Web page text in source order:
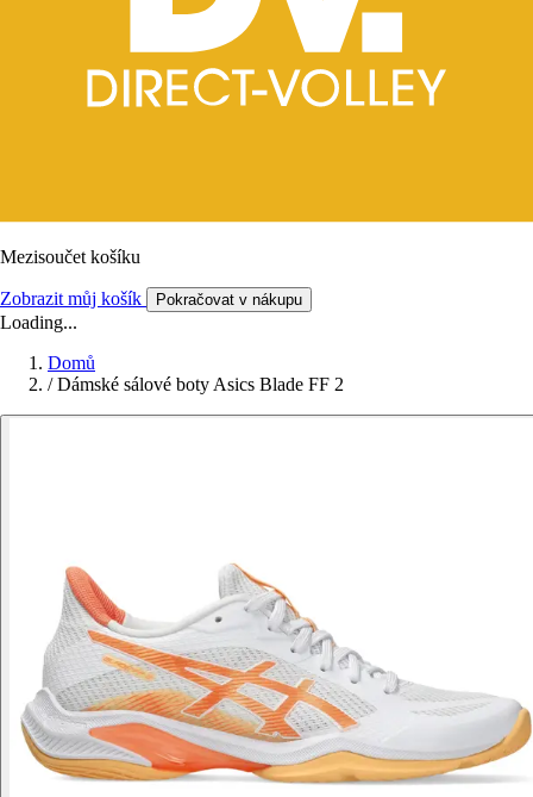
Mezisoučet košíku
Zobrazit můj košík Pokračovat v nákupu
Loading...
Domů
/ Dámské sálové boty Asics Blade FF 2